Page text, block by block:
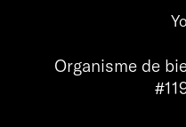
Organisme de